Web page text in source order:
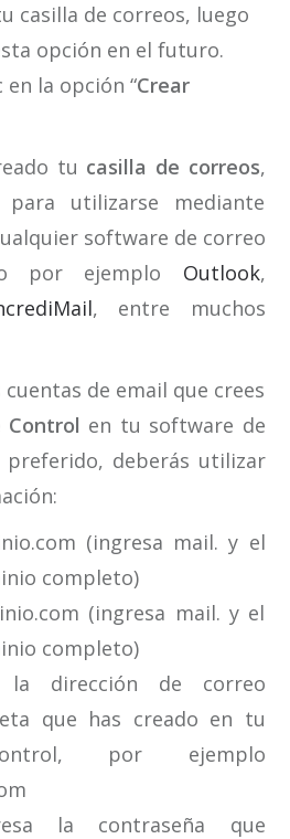
casilla de correos, luego
opción en el futuro.
la opción “Crear
tu casilla de correos,
utilizarse mediante
software de correo
por ejemplo Outlook,
, entre muchos
de email que crees
Control en tu software de
preferido, deberás utilizar
(ingresa mail. y el
completo)
(ingresa mail. y el
completo)
la dirección de correo
que has creado en tu
por ejemplo
la contraseña que